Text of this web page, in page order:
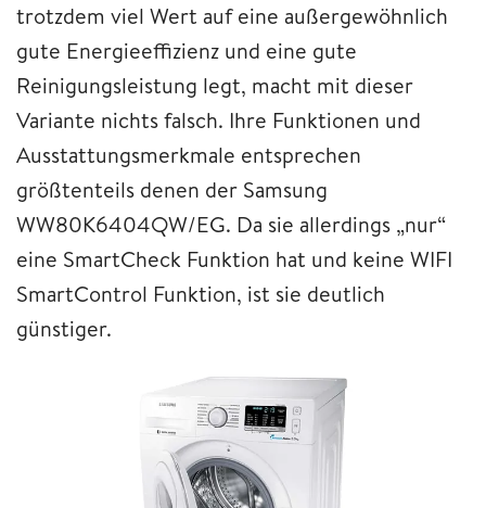
trotzdem viel Wert auf eine außergewöhnlich
gute Energieeffizienz und eine gute
Reinigungsleistung legt, macht mit dieser
Variante nichts falsch. Ihre Funktionen und
Ausstattungsmerkmale entsprechen
größtenteils denen der Samsung
WW80K6404QW/EG. Da sie allerdings „nur“
eine SmartCheck Funktion hat und keine WIFI
SmartControl Funktion, ist sie deutlich
günstiger.